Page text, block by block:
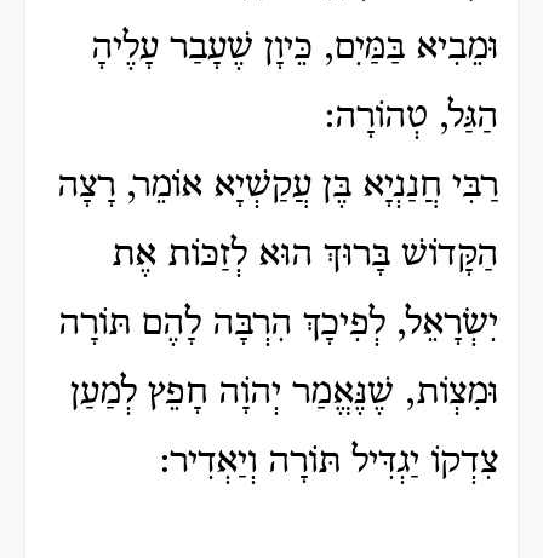
וּמֵבִיא בַּמַּיִם, כֵּיוָן שֶׁעָבַר עָלֶיהָ
הַגַּל, טְהוֹרָה:
רַבִּי חֲנַנְיָא בֶּן עֲקַשְׁיָא אוֹמֵר, רָצָה
הַקָּדוֹשׁ בָּרוּךְ הוּא לְזַכּוֹת אֶת
יִשְׂרָאֵל, לְפִיכָךְ הִרְבָּה לָהֶם תּוֹרָה
וּמִצְוֹת, שֶׁנֶּאֱמַר יְהֹוָה חָפֵץ לְמַעַן
צִדְקוֹ יַגְדִּיל תּוֹרָה וְיַאְדִיר: